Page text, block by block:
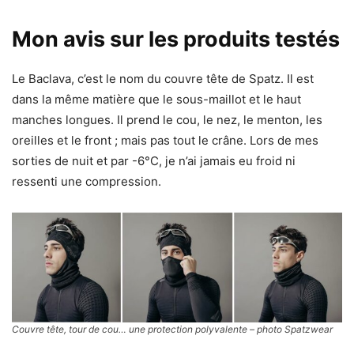
Mon avis sur les produits testés
Le Baclava, c’est le nom du couvre tête de Spatz. Il est
dans la même matière que le sous-maillot et le haut
manches longues. Il prend le cou, le nez, le menton, les
oreilles et le front ; mais pas tout le crâne. Lors de mes
sorties de nuit et par -6°C, je n’ai jamais eu froid ni
ressenti une compression.
Couvre tête, tour de cou… une protection polyvalente – photo Spatzwear